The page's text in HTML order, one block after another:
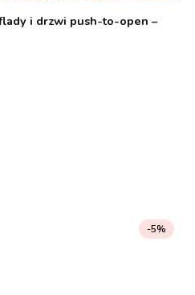
i drzwi push-to-open –
-5%